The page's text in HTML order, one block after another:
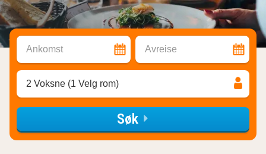
Ankomst Avreise
2 Voksne (1 Velg rom)
Søk